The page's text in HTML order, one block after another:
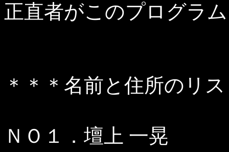
正直者がこのプログラ
＊＊＊名前と住所のリ
ＮＯ１．壇上 一晃